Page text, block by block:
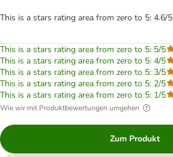
This is a stars rating area from zero to 5: 4.6/5
This is a stars rating area from zero to 5: 5/5
This is a stars rating area from zero to 5: 4/5
This is a stars rating area from zero to 5: 3/5
This is a stars rating area from zero to 5: 2/5
This is a stars rating area from zero to 5: 1/5
Wie wir mit Produktbewertungen umgehen
Zum Produkt